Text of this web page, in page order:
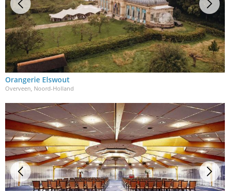
Orangerie Elswout
Overveen, Noord-Holland